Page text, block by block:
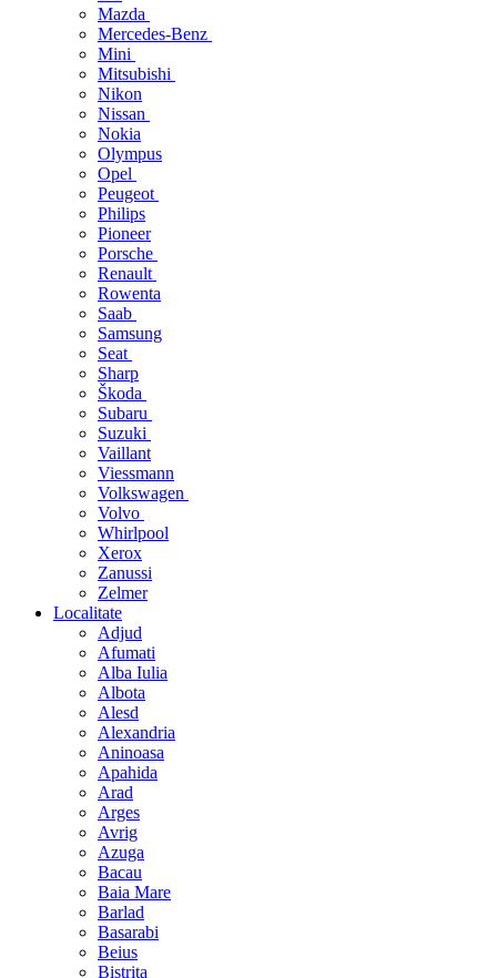
Mazda
Mercedes-Benz
Mini
Mitsubishi
Nikon
Nissan
Nokia
Olympus
Opel
Peugeot
Philips
Pioneer
Porsche
Renault
Rowenta
Saab
Samsung
Seat
Sharp
Škoda
Subaru
Suzuki
Vaillant
Viessmann
Volkswagen
Volvo
Whirlpool
Xerox
Zanussi
Zelmer
Localitate
Adjud
Afumati
Alba Iulia
Albota
Alesd
Alexandria
Aninoasa
Apahida
Arad
Arges
Avrig
Azuga
Bacau
Baia Mare
Barlad
Basarabi
Beius
Bistrita